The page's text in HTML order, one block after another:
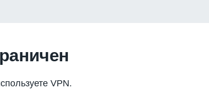
VPN.